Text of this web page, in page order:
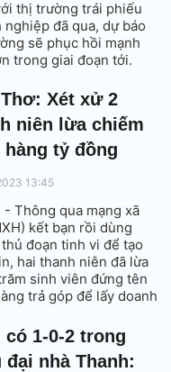
thị trường trái phiếu
nghiệp đã qua, dự báo
sẽ phục hồi mạnh
trong giai đoạn tới.
Xét xử 2
niên lừa chiếm
hàng tỷ đồng
13:45
- Thông qua mạng xã
kết bạn rồi dùng
đoạn tinh vi để tạo
hai thanh niên đã lừa
sinh viên đứng tên
trả góp để lấy doanh
có 1-0-2 trong
đại nhà Thanh: